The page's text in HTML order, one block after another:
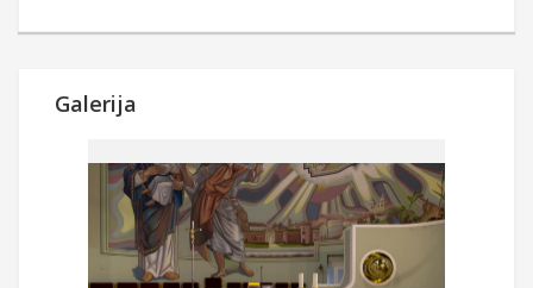
Galerija